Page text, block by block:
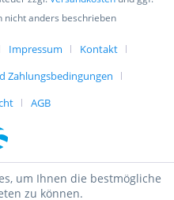
Pflichtfelder.
nicht anders beschrieben
Impressum
Kontakt
Zahlungsbedingungen
AGB
um Ihnen die bestmögliche
zu können.